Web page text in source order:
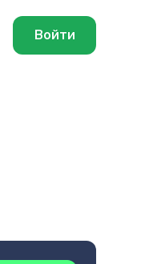
Войти